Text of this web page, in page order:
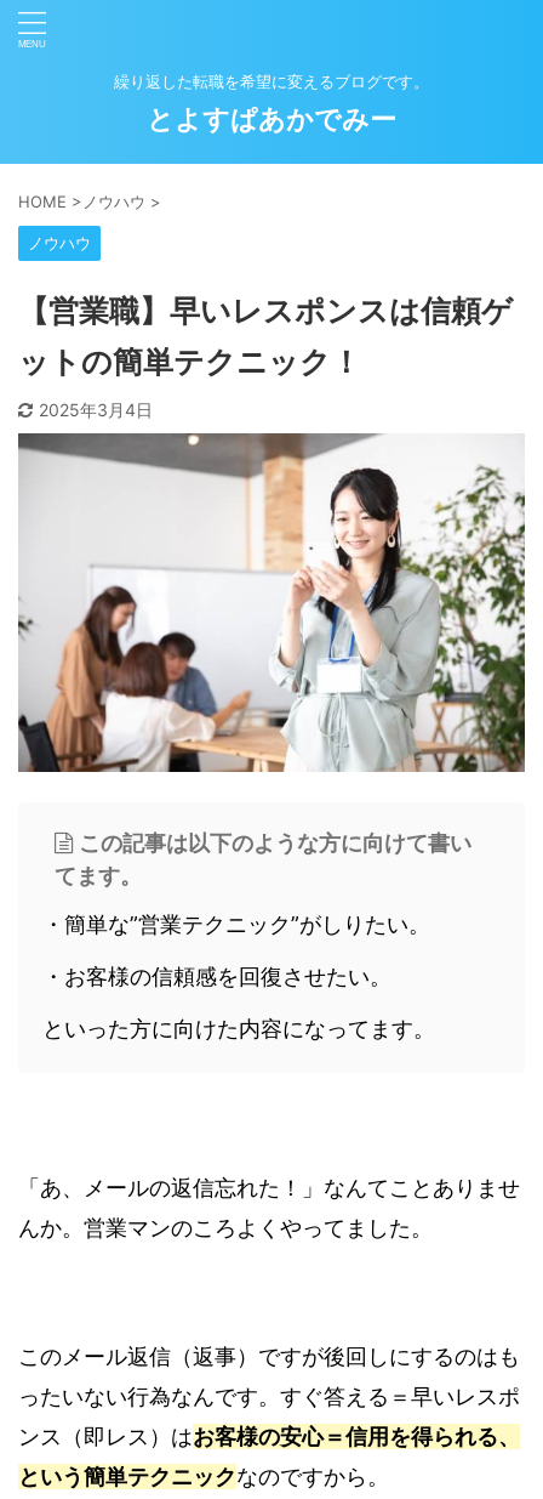
繰り返した転職を希望に変えるブログです。
とよすぱあかでみー
HOME > ノウハウ >
ノウハウ
【営業職】早いレスポンスは信頼ゲ
ットの簡単テクニック！
2025年3月4日
この記事は以下のような方に向けて書い
てます。
・簡単な”営業テクニック”がしりたい。
・お客様の信頼感を回復させたい。
といった方に向けた内容になってます。
「あ、メールの返信忘れた！」なんてことありませ
んか。営業マンのころよくやってました。
このメール返信（返事）ですが後回しにするのはも
ったいない行為なんです。すぐ答える＝早いレスポ
ンス（即レス）はお客様の安心＝信用を得られる、
という簡単テクニックなのですから。